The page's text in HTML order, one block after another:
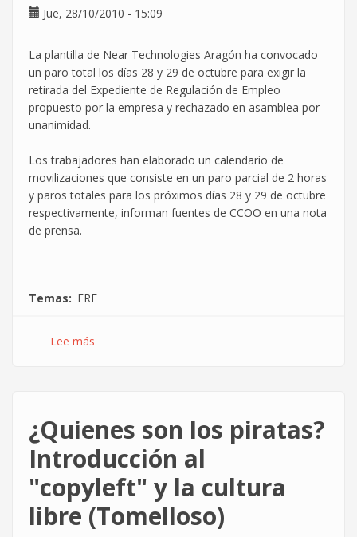
Jue, 28/10/2010 - 15:09
La plantilla de Near Technologies Aragón ha convocado
un paro total los días 28 y 29 de octubre para exigir la
retirada del Expediente de Regulación de Empleo
propuesto por la empresa y rechazado en asamblea por
unanimidad.
Los trabajadores han elaborado un calendario de
movilizaciones que consiste en un paro parcial de 2 horas
y paros totales para los próximos días 28 y 29 de octubre
respectivamente, informan fuentes de CCOO en una nota
de prensa.
Temas ERE
Lee más
en
Near
Technologies
Aragón
¿Quienes son los piratas?
Introducción al
"copyleft" y la cultura
libre (Tomelloso)